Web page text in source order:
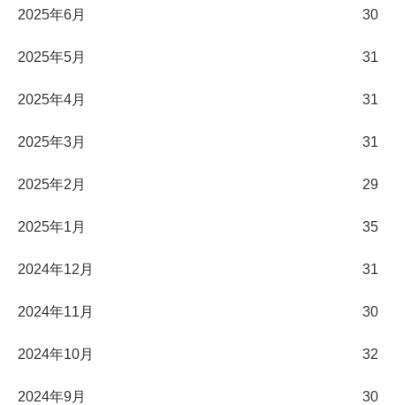
2025年6月 30
2025年5月 31
2025年4月 31
2025年3月 31
2025年2月 29
2025年1月 35
2024年12月 31
2024年11月 30
2024年10月 32
2024年9月 30